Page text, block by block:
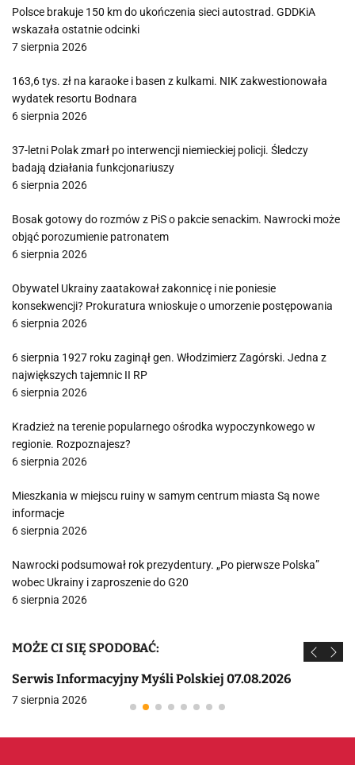
Polsce brakuje 150 km do ukończenia sieci autostrad. GDDKiA
wskazała ostatnie odcinki
7 sierpnia 2026
163,6 tys. zł na karaoke i basen z kulkami. NIK zakwestionowała
wydatek resortu Bodnara
6 sierpnia 2026
37-letni Polak zmarł po interwencji niemieckiej policji. Śledczy
badają działania funkcjonariuszy
6 sierpnia 2026
Bosak gotowy do rozmów z PiS o pakcie senackim. Nawrocki może
objąć porozumienie patronatem
6 sierpnia 2026
Obywatel Ukrainy zaatakował zakonnicę i nie poniesie
konsekwencji? Prokuratura wnioskuje o umorzenie postępowania
6 sierpnia 2026
6 sierpnia 1927 roku zaginął gen. Włodzimierz Zagórski. Jedna z
największych tajemnic II RP
6 sierpnia 2026
Kradzież na terenie popularnego ośrodka wypoczynkowego w
regionie. Rozpoznajesz?
6 sierpnia 2026
Mieszkania w miejscu ruiny w samym centrum miasta Są nowe
informacje
6 sierpnia 2026
Nawrocki podsumował rok prezydentury. „Po pierwsze Polska”
wobec Ukrainy i zaproszenie do G20
6 sierpnia 2026
MOŻE CI SIĘ SPODOBAĆ:
Serwis Informacyjny Myśli Polskiej 07.08.2026
7 sierpnia 2026